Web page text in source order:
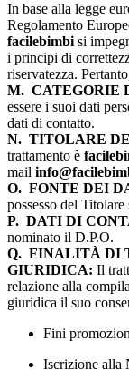
In base alla legge
Regolamento
facilebimbi si
i principi di
riservatezza.
M. CATEGORIE
essere i suoi dati
dati di contatto.
N. TITOLARE
trattamento è
mail
O. FONTE DEI
possesso del
P. DATI DI
nominato il D.P.O.
Q. FINALITÀ DI
GIURIDICA: Il
relazione alla
giuridica il suo
Fini
Iscrizione alla